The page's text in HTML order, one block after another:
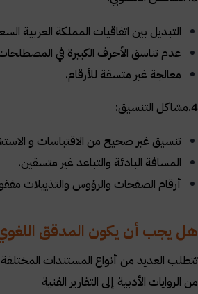
التبديل بين اتفاقيات المملكة العربية
عدم تناسق الأحرف الكبيرة في
معالجة غير متسقة للأرقام.
4.مشاكل التنسيق:
تنسيق غير صحيح من الاقتباسات و
المسافة البادئة والتباعد غير متسقين.
أرقام الصفحات والرؤوس والتذييلات
هل يجب أن يكون المدقق
تتطلب العديد من أنواع المستندات
من الروايات الأدبية إلى التقارير الفنية